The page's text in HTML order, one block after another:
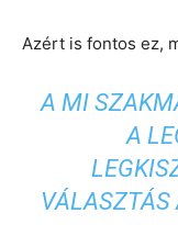
Azért is fontos ez,
A MI
A
VÁLASZTÁS